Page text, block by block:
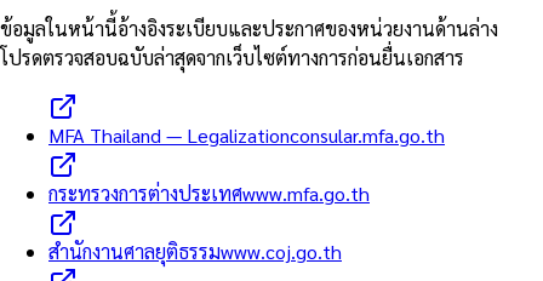
ข้อมูลในหน้านี้อ้างอิงระเบียบและประกาศของหน่วยงานด้านล่าง
โปรดตรวจสอบฉบับล่าสุดจากเว็บไซต์ทางการก่อนยื่นเอกสาร
MFA Thailand — Legalizationconsular.mfa.go.th
กระทรวงการต่างประเทศwww.mfa.go.th
สำนักงานศาลยุติธรรมwww.coj.go.th